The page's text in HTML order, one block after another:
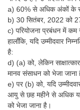
a) 60% से अधिक अंकों के
b) 30 सितंबर, 2022 को
c) परियोजना प्रबंधन में
हालाँकि, यदि उम्मीदवार
है:
d) (a) को, लेकिन
मानव संसाधन को भेजा जाना
e) पर (b) को, यदि
आयु से छह महीने से अधिक या
को भेजा जाना है।